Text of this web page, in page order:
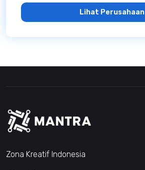
Lihat Perusahaan
Zona Kreatif Indonesia